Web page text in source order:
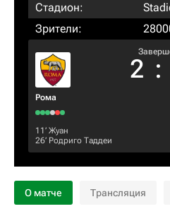
Стадион:
Зрители:
Рома
2 :
11‎’‎ Жуан
26‎’‎ Родриго Таддеи
О матче Трансляция